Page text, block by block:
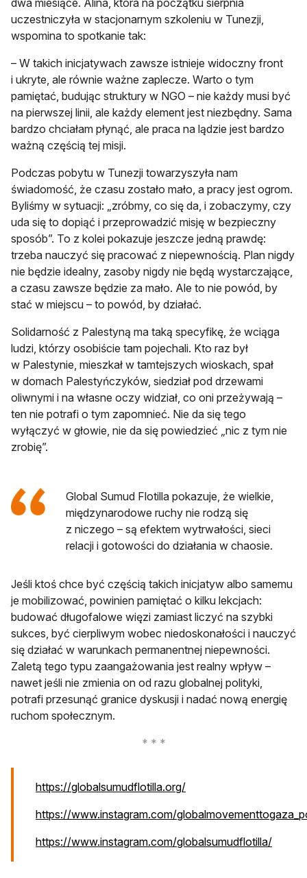
dwa miesiące. Alina, która na początku sierpnia
uczestniczyła w stacjonarnym szkoleniu w Tunezji,
wspomina to spotkanie tak:
– W takich inicjatywach zawsze istnieje widoczny front
i ukryte, ale równie ważne zaplecze. Warto o tym
pamiętać, budując struktury w NGO – nie każdy musi być
na pierwszej linii, ale każdy element jest niezbędny. Sama
bardzo chciałam płynąć, ale praca na lądzie jest bardzo
ważną częścią tej misji.
Podczas pobytu w Tunezji towarzyszyła nam
świadomość, że czasu zostało mało, a pracy jest ogrom.
Byliśmy w sytuacji: „zróbmy, co się da, i zobaczymy, czy
uda się to dopiąć i przeprowadzić misję w bezpieczny
sposób”. To z kolei pokazuje jeszcze jedną prawdę:
trzeba nauczyć się pracować z niepewnością. Plan nigdy
nie będzie idealny, zasoby nigdy nie będą wystarczające,
a czasu zawsze będzie za mało. Ale to nie powód, by
stać w miejscu – to powód, by działać.
Solidarność z Palestyną ma taką specyfikę, że wciąga
ludzi, którzy osobiście tam pojechali. Kto raz był
w Palestynie, mieszkał w tamtejszych wioskach, spał
w domach Palestyńczyków, siedział pod drzewami
oliwnymi i na własne oczy widział, co oni przeżywają –
ten nie potrafi o tym zapomnieć. Nie da się tego
wyłączyć w głowie, nie da się powiedzieć „nic z tym nie
zrobię”.
Global Sumud Flotilla pokazuje, że wielkie,
międzynarodowe ruchy nie rodzą się
z niczego – są efektem wytrwałości, sieci
relacji i gotowości do działania w chaosie.
Jeśli ktoś chce być częścią takich inicjatyw albo samemu
je mobilizować, powinien pamiętać o kilku lekcjach:
budować długofalowe więzi zamiast liczyć na szybki
sukces, być cierpliwym wobec niedoskonałości i nauczyć
się działać w warunkach permanentnej niepewności.
Zaletą tego typu zaangażowania jest realny wpływ –
nawet jeśli nie zmienia on od razu globalnej polityki,
potrafi przesunąć granice dyskusji i nadać nową energię
ruchom społecznym.
https://globalsumudflotilla.org/otwiera się w nowej
https://www.instagram.com/
https://www.instagram.com/globalsumudflotilla/